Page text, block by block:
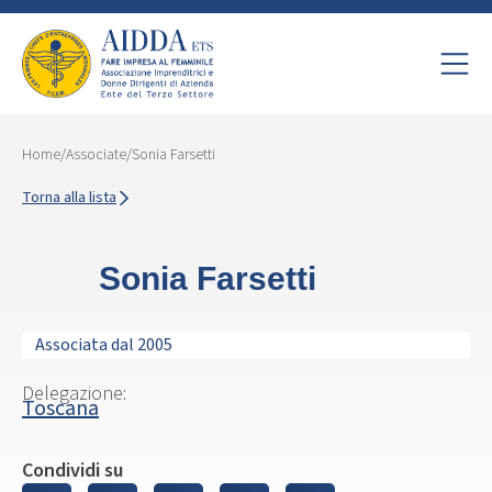
Home/Associate/Sonia Farsetti
Torna alla lista
Sonia Farsetti
Associata dal 2005
Delegazione:
Toscana
Condividi su